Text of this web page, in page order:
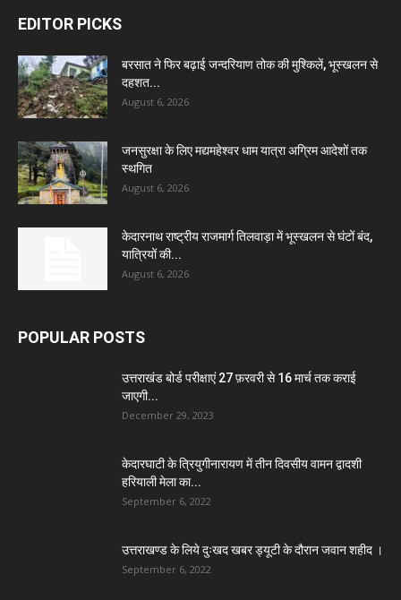
EDITOR PICKS
बरसात ने फिर बढ़ाई जन्दरियाण तोक की मुश्किलें, भूस्खलन से
दहशत...
August 6, 2026
जनसुरक्षा के लिए मद्यमहेश्वर धाम यात्रा अग्रिम आदेशों तक
स्थगित
August 6, 2026
केदारनाथ राष्ट्रीय राजमार्ग तिलवाड़ा में भूस्खलन से घंटों बंद,
यात्रियों की...
August 6, 2026
POPULAR POSTS
उत्तराखंड बोर्ड परीक्षाएं 27 फ़रवरी से 16 मार्च तक कराई
जाएगी...
December 29, 2023
केदारघाटी के त्रियुगीनारायण में तीन दिवसीय वामन द्वादशी
हरियाली मेला का...
September 6, 2022
उत्तराखण्ड के लिये दुःखद खबर ड्यूटी के दौरान जवान शहीद ।
September 6, 2022